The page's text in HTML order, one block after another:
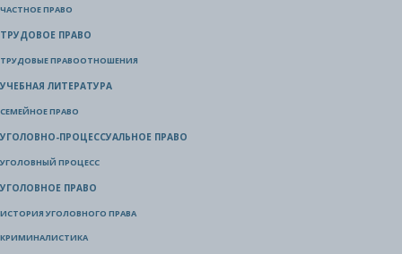
ЧАСТНОЕ ПРАВО
ТРУДОВОЕ ПРАВО
ТРУДОВЫЕ ПРАВООТНОШЕНИЯ
УЧЕБНАЯ ЛИТЕРАТУРА
СЕМЕЙНОЕ ПРАВО
УГОЛОВНО-ПРОЦЕССУАЛЬНОЕ ПРАВО
УГОЛОВНЫЙ ПРОЦЕСС
УГОЛОВНОЕ ПРАВО
ИСТОРИЯ УГОЛОВНОГО ПРАВА
КРИМИНАЛИСТИКА